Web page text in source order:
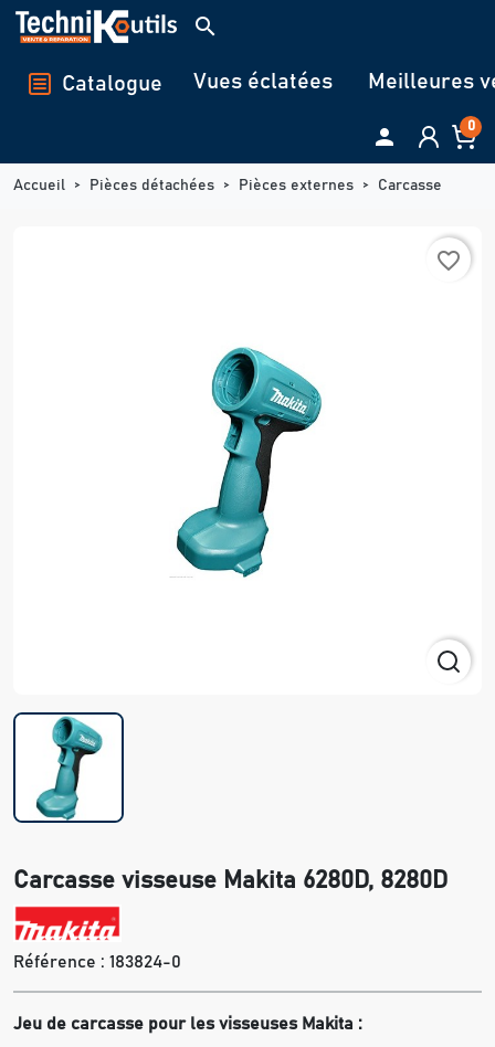
Panneau de gestion des cookies
search
Catalogue Vues éclatées Meilleures
 0
Accueil Pièces détachées Pièces externes Carcasse
favorite_border
Carcasse visseuse Makita 6280D, 8280D
Référence : 183824-0
Jeu de carcasse pour les visseuses Makita :